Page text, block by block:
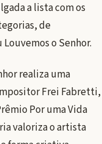
a lista com os
de
o Senhor.
realiza uma
Frei Fabretti,
Por uma Vida
valoriza o artista